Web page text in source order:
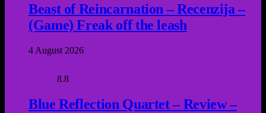
Beast of Reincarnation – Recenzija –
(Game) Freak off the leash
4 August 2026
8.8
Blue Reflection Quartet – Review –